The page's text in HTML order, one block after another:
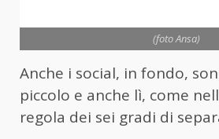
(foto Ansa)
Anche i social, in fondo,
piccolo e anche lì, come
regola dei sei gradi di